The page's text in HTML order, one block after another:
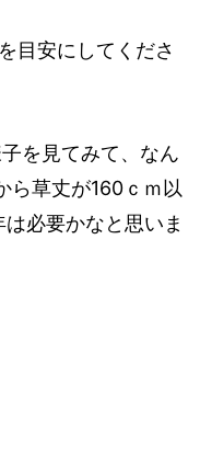
目安にしてくださ
を見てみて、なん
ら草丈が160ｃｍ以
必要かなと思いま